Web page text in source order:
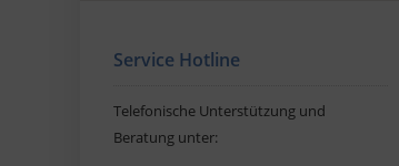
Service Hotline
Telefonische Unterstützung und
Beratung unter: